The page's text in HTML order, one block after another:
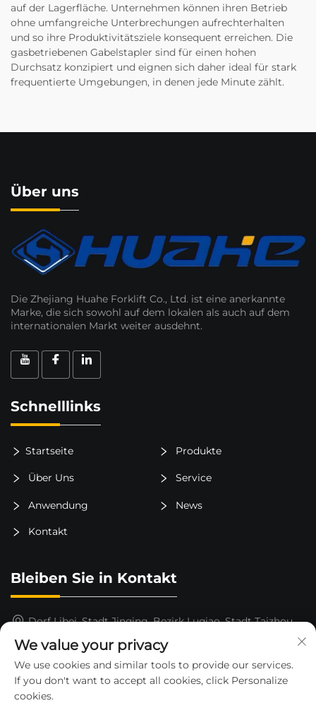
auf der Lagerfläche. Unternehmen können ihren Betrieb
ohne umfangreiche Unterbrechungen aufrechterhalten
und so ihre Produktivitätsziele konsequent erreichen. Die
gasbetriebenen Gabelstapler sind für einen hohen
Durchsatz konzipiert und eignen sich daher ideal für stark
frequentierte Umgebungen, in denen jede Minute zählt.
Über uns
Die Zhejiang Huahe Forklift Co., Ltd. ist eine anerkannte
Marke, die sich sowohl auf dem lokalen als auch auf dem
internationalen Markt weiter ausdehnt.
Schnelllinks
Startseite Produkte
Über Uns Service
Anwendung News
Kontakt
Bleiben Sie in Kontakt
Dorf Libei, Stadt Jinqing, Bezirk Luqiao, Stadt Taizhou,
15325652000
[email protected]
We value your privacy
We use cookies and similar tools to provide our services.
If you don't want to accept all cookies, click Personalize
cookies.